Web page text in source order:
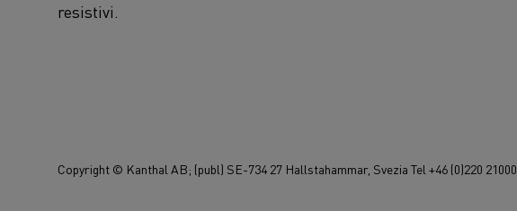
resistivi.
Copyright © Kanthal AB; (publ) SE-734 27 Hallstahammar, Svezia Tel +46 (0)220 21000